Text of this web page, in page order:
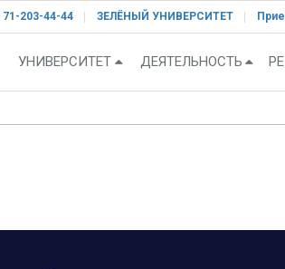
71-203-44-44 ЗЕЛЁНЫЙ УНИВЕРСИТЕТ
УНИВЕРСИТЕТ ДЕЯТЕЛЬНОСТЬ